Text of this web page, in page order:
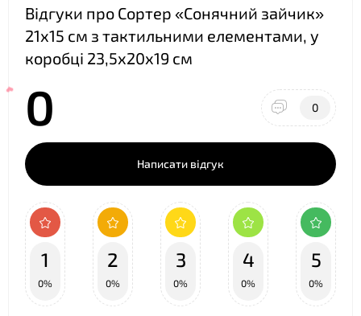
Відгуки про Сортер «Сонячний зайчик»
21х15 см з тактильними елементами, у
коробці 23,5х20х19 см
0 0
Написати відгук
1
0%
2
0%
3
0%
4
0%
5
0%
❤